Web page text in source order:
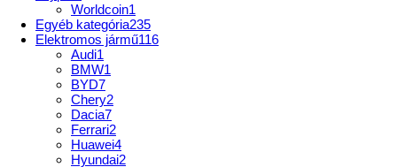
Worldcoin1
Egyéb kategória235
Elektromos jármű116
Audi1
BMW1
BYD7
Chery2
Dacia7
Ferrari2
Huawei4
Hyundai2